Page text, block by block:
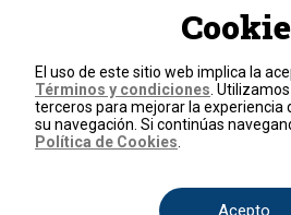
Un producto de RCN
Teléfono+57 (601)
Términos y
El uso de este sitio web implica la
Términos y condiciones .
terceros para mejorar la experiencia
su navegación. Si continúas
Política de Cookies
Acepto